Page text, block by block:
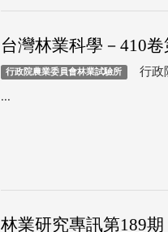
台灣林業科學－410
行政院農業委員會林業試驗所 行政
...
林業研究專訊第189期